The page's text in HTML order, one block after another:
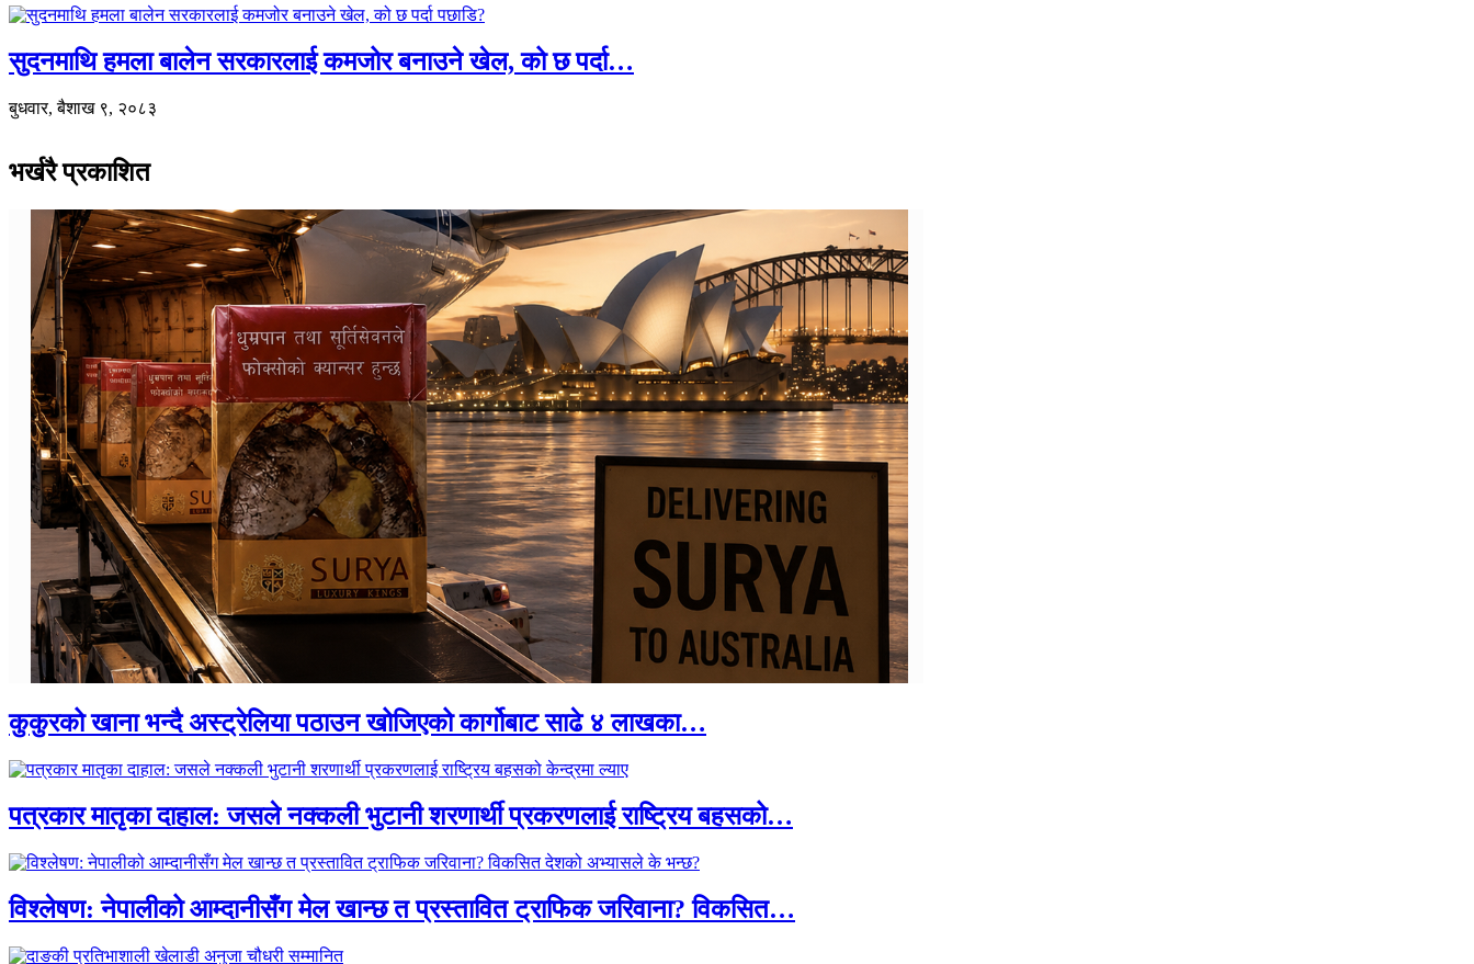
सुदनमाथि हमला बालेन सरकारलाई कमजोर बनाउने खेल, को छ पर्दा…
बुधवार, बैशाख ९, २०८३
भर्खरै प्रकाशित
कुकुरको खाना भन्दै अस्ट्रेलिया पठाउन खोजिएको कार्गोबाट साढे ४ लाखका…
पत्रकार मातृका दाहाल: जसले नक्कली भुटानी शरणार्थी प्रकरणलाई राष्ट्रिय बहसको…
विश्लेषण: नेपालीको आम्दानीसँग मेल खान्छ त प्रस्तावित ट्राफिक जरिवाना? विकसित…